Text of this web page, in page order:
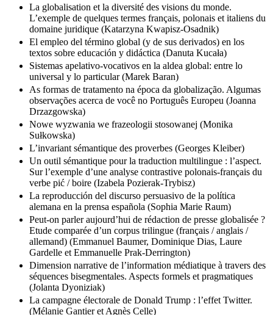
La globalisation et la diversité des visions du monde.
L’exemple de quelques termes français, polonais et italiens du
domaine juridique (Katarzyna Kwapisz-Osadnik)
El empleo del término global (y de sus derivados) en los
textos sobre educación y didáctica (Danuta Kucała)
Sistemas apelativo-vocativos en la aldea global: entre lo
universal y lo particular (Marek Baran)
As formas de tratamento na época da globalização. Algumas
observações acerca de você no Português Europeu (Joanna
Drzazgowska)
Nowe wyzwania we frazeologii stosowanej (Monika
Sułkowska)
L’invariant sémantique des proverbes (Georges Kleiber)
Un outil sémantique pour la traduction multilingue : l’aspect.
Sur l’exemple d’une analyse contrastive polonais-français du
verbe pić / boire (Izabela Pozierak-Trybisz)
La reproducción del discurso persuasivo de la política
alemana en la prensa española (Sophia Marie Raum)
Peut-on parler aujourd’hui de rédaction de presse globalisée ?
Etude comparée d’un corpus trilingue (français / anglais /
allemand) (Emmanuel Baumer, Dominique Dias, Laure
Gardelle et Emmanuelle Prak-Derrington)
Dimension narrative de l’information médiatique à travers des
séquences bisegmentales. Aspects formels et pragmatiques
(Jolanta Dyoniziak)
La campagne électorale de Donald Trump : l’effet Twitter.
(Mélanie Gantier et Agnès Celle)